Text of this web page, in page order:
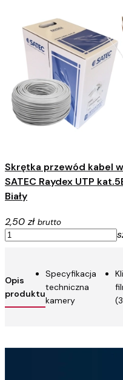
Skrętka przewód kabel
SATEC Raydex UTP
Biały
2,50 zł brutto
Opis
produktu
Specyfikacja
techniczna
kamery